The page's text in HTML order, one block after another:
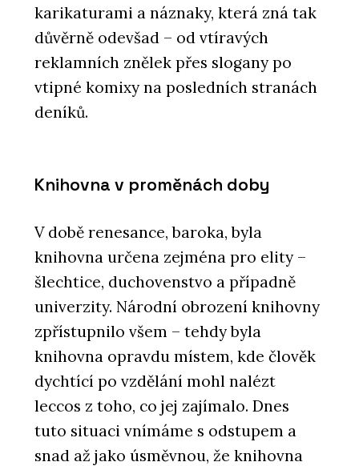
karikaturami a náznaky, která zná tak
důvěrně odevšad – od vtíravých
reklamních znělek přes slogany po
vtipné komixy na posledních stranách
deníků.
Knihovna v proměnách doby
V době renesance, baroka, byla
knihovna určena zejména pro elity –
šlechtice, duchovenstvo a případně
univerzity. Národní obrození knihovny
zpřístupnilo všem – tehdy byla
knihovna opravdu místem, kde člověk
dychtící po vzdělání mohl nalézt
leccos z toho, co jej zajímalo. Dnes
tuto situaci vnímáme s odstupem a
snad až jako úsměvnou, že knihovna